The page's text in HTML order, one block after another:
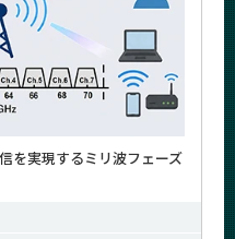
を実現するミリ波フェーズ